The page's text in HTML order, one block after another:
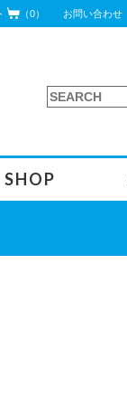
（0） お問い合わせ
SHOP